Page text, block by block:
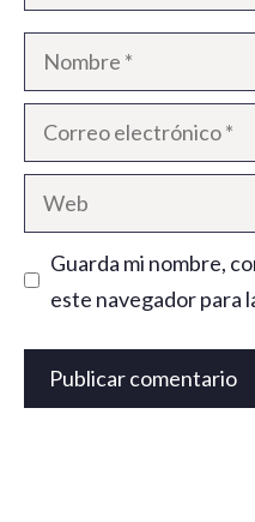
Nombre
Correo
electrónico
Web
Guarda mi nombre,
este navegador para